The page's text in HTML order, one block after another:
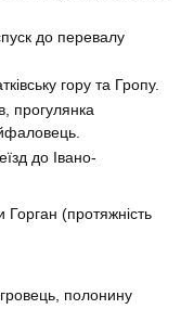
до перевалу
гору та Гропу.
прогулянка
до Івано-
(протяжність
полонину